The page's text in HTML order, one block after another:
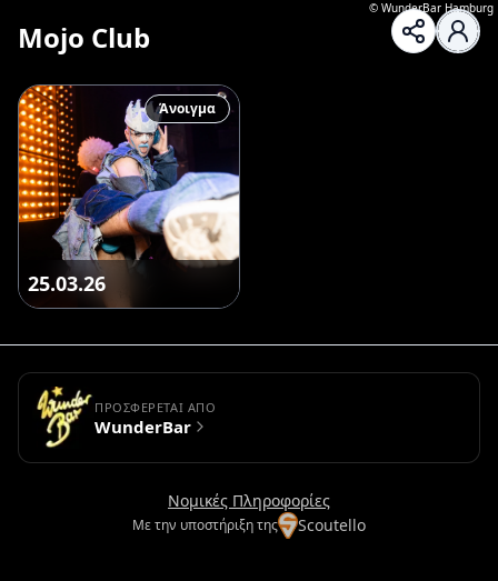
© WunderBar Hamburg
Mojo Club
25.03.26
Άνοιγμα
ΠΡΟΣΦΈΡΕΤΑΙ ΑΠΌ
WunderBar
Νομικές Πληροφορίες
Με την υποστήριξη της Scoutello